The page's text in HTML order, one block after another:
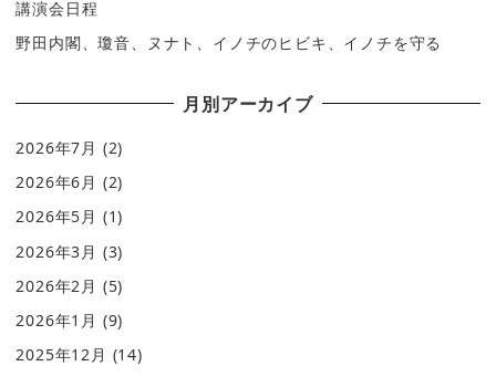
講演会日程
野田内閣、瓊音、ヌナト、イノチのヒビキ、イノチを守る
月別アーカイブ
2026年7月 (2)
2026年6月 (2)
2026年5月 (1)
2026年3月 (3)
2026年2月 (5)
2026年1月 (9)
2025年12月 (14)